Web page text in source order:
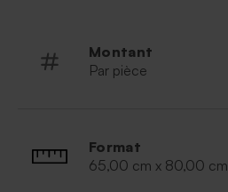
Montant
Par pièce
Format
65,00 cm x 80,00 cm